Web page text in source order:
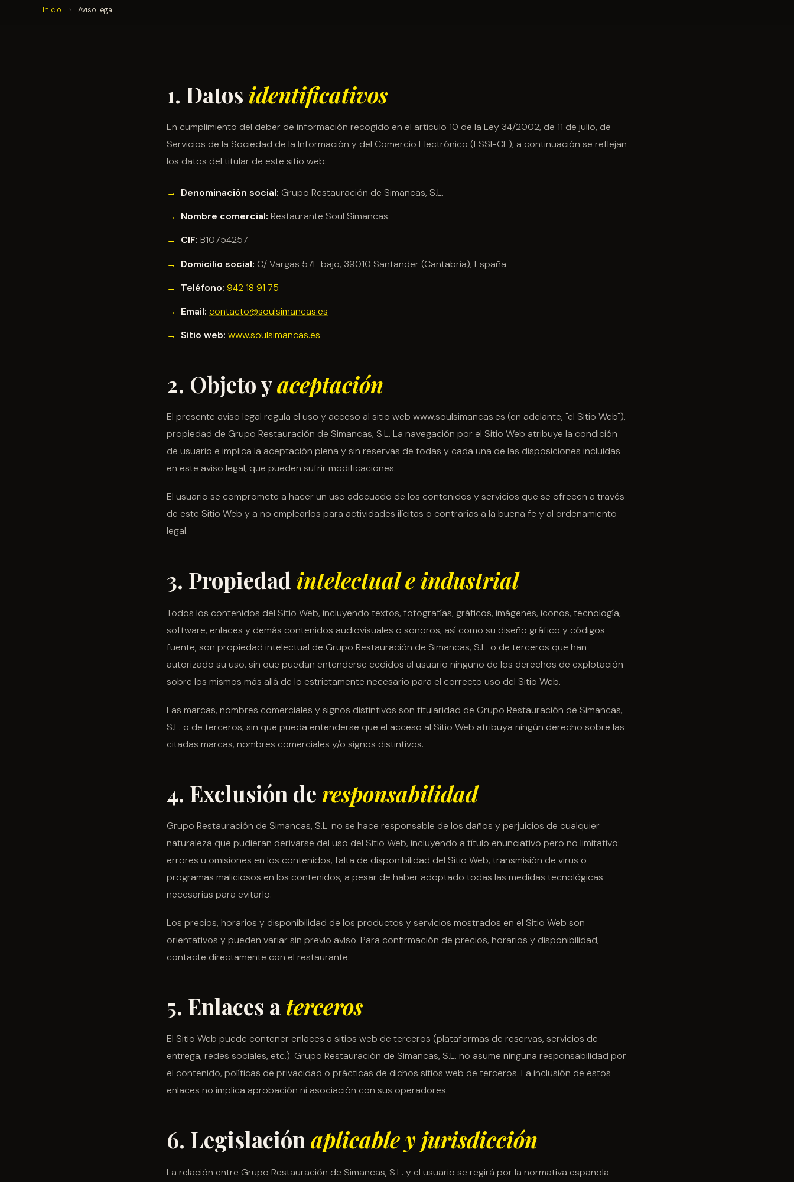
Inicio › Aviso legal
1. Datos identificativos
En cumplimiento del deber de información recogido en el artículo 10 de la Ley 34/2002, de 11 de julio, de
Servicios de la Sociedad de la Información y del Comercio Electrónico (LSSI-CE), a continuación se reflejan
los datos del titular de este sitio web:
Denominación social: Grupo Restauración de Simancas, S.L.
Nombre comercial: Restaurante Soul Simancas
CIF: B10754257
Domicilio social: C/ Vargas 57E bajo, 39010 Santander (Cantabria), España
Teléfono: 942 18 91 75
Email: contacto@soulsimancas.es
Sitio web: www.soulsimancas.es
2. Objeto yaceptación
El presente aviso legal regula el uso y acceso al sitio web www.soulsimancas.es (en adelante, "el Sitio Web"),
propiedad de Grupo Restauración de Simancas, S.L. La navegación por el Sitio Web atribuye la condición
de usuario e implica la aceptación plena y sin reservas de todas y cada una de las disposiciones incluidas
en este aviso legal, que pueden sufrir modificaciones.
El usuario se compromete a hacer un uso adecuado de los contenidos y servicios que se ofrecen a través
de este Sitio Web y a no emplearlos para actividades ilícitas o contrarias a la buena fe y al ordenamiento
legal.
3. Propiedad intelectual e industrial
Todos los contenidos del Sitio Web, incluyendo textos, fotografías, gráficos, imágenes, iconos, tecnología,
software, enlaces y demás contenidos audiovisuales o sonoros, así como su diseño gráfico y códigos
fuente, son propiedad intelectual de Grupo Restauración de Simancas, S.L. o de terceros que han
autorizado su uso, sin que puedan entenderse cedidos al usuario ninguno de los derechos de explotación
sobre los mismos más allá de lo estrictamente necesario para el correcto uso del Sitio Web.
Las marcas, nombres comerciales y signos distintivos son titularidad de Grupo Restauración de Simancas,
S.L. o de terceros, sin que pueda entenderse que el acceso al Sitio Web atribuya ningún derecho sobre las
citadas marcas, nombres comerciales y/o signos distintivos.
4. Exclusión de responsabilidad
Grupo Restauración de Simancas, S.L. no se hace responsable de los daños y perjuicios de cualquier
naturaleza que pudieran derivarse del uso del Sitio Web, incluyendo a título enunciativo pero no limitativo:
errores u omisiones en los contenidos, falta de disponibilidad del Sitio Web, transmisión de virus o
programas maliciosos en los contenidos, a pesar de haber adoptado todas las medidas tecnológicas
necesarias para evitarlo.
Los precios, horarios y disponibilidad de los productos y servicios mostrados en el Sitio Web son
orientativos y pueden variar sin previo aviso. Para confirmación de precios, horarios y disponibilidad,
contacte directamente con el restaurante.
5. Enlaces a terceros
El Sitio Web puede contener enlaces a sitios web de terceros (plataformas de reservas, servicios de
entrega, redes sociales, etc.). Grupo Restauración de Simancas, S.L. no asume ninguna responsabilidad por
el contenido, políticas de privacidad o prácticas de dichos sitios web de terceros. La inclusión de estos
enlaces no implica aprobación ni asociación con sus operadores.
6. Legislación aplicable y jurisdicción
La relación entre Grupo Restauración de Simancas, S.L. y el usuario se regirá por la normativa española